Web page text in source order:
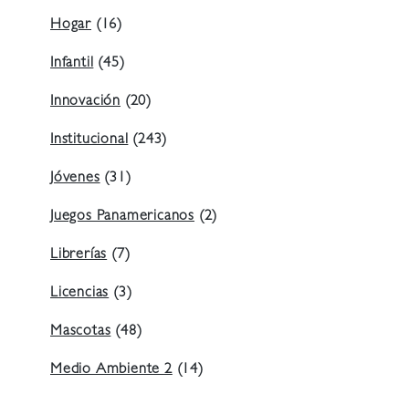
Hogar (16)
Infantil(45)
Innovación (20)
Institucional(243)
Jóvenes(31)
Juegos Panamericanos (2)
Librerías(7)
Licencias(3)
Mascotas(48)
Medio Ambiente 2(14)